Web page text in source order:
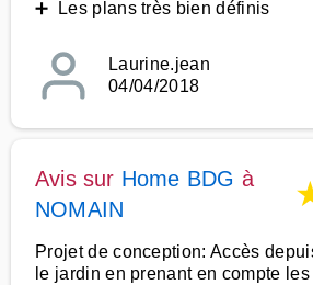
➕ Les plans très bien définis
Laurine.jean
04/04/2018
Avis sur Home BDG à
NOMAIN
Projet de conception: Accès
le jardin en prenant en compte